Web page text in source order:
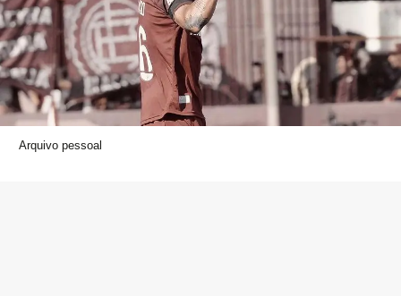
Arquivo pessoal